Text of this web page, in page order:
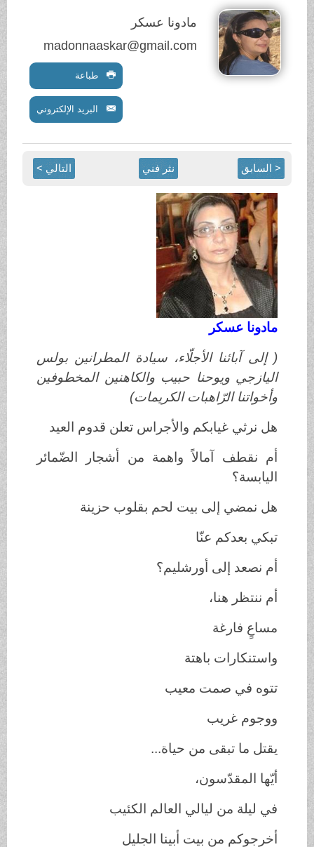
مادونا عسكر
madonnaaskar@gmail.com
طباعة
البريد الإلكتروني
< السابق نثر فني التالي >
مادونا عسكر
( إلى آبائنا الأجلّاء، سيادة المطرانين بولس
اليازجي ويوحنا حبيب والكاهنين المخطوفين
وأخواتنا الرّاهبات الكريمات)
هل نرثي غيابكم والأجراس تعلن قدوم العيد
أم نقطف آمالاً واهمة من أشجار الضّمائر
اليابسة؟
هل نمضي إلى بيت لحم بقلوب حزينة
تبكي بعدكم عنّا
أم نصعد إلى أورشليم؟
أم ننتظر هنا،
مساعٍ فارغة
واستنكارات باهتة
تتوه في صمت معيب
ووجوم غريب
يقتل ما تبقى من حياة...
أيّها المقدّسون،
في ليلة من ليالي العالم الكئيب
أخرجوكم من بيت أبينا الجليل